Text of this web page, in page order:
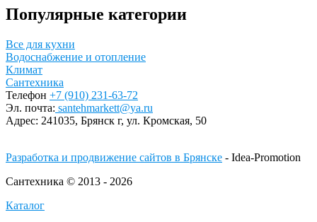
Популярные категории
Все для кухни
Водоснабжение и отопление
Климат
Сантехника
Телефон +7 (910) 231-63-72
Эл. почта: santehmarkett@ya.ru
Адрес: 241035, Брянск г, ул. Кромская, 50
Разработка и продвижение сайтов в Брянске - Idea-Promotion
Сантехника © 2013 - 2026
Каталог